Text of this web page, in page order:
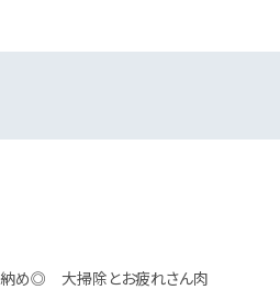
め◎ 大掃除とお疲れさん肉